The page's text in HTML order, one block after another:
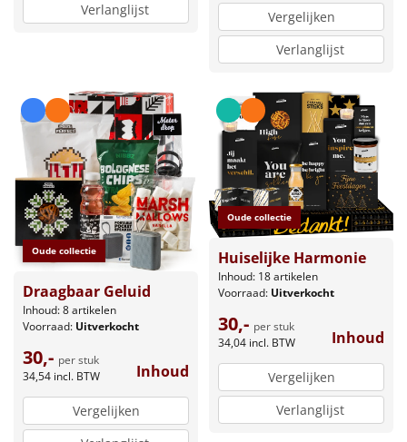
Verlanglijst
Vergelijken
Verlanglijst
Oude collectie
Draagbaar Geluid
Inhoud: 8 artikelen
Voorraad: Uitverkocht
30,- per stuk
34,54 incl. BTW Inhoud
Vergelijken
Oude collectie
Huiselijke Harmonie
Inhoud: 18 artikelen
Voorraad: Uitverkocht
30,- per stuk
34,04 incl. BTW Inhoud
Vergelijken
Verlanglijst